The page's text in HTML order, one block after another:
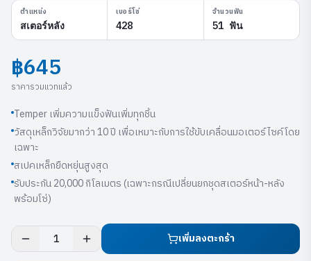
ตำแหน่ง
สเตอร์หลัง
เบอร์โซ่
428
จำนวนฟัน
51 ฟัน
฿645
ราคารวมแวทแล้ว
Temper เพิ่มความแข็งฟันเพิ่มทุกชิ้น
วัสดุเหล็กวิจัยมากว่า 10 ปี เพื่อเหมาะกับการใช้ขับเคลื่อนมอเตอร์ไซค์โดย
เฉพาะ
สเปคเหล็กยืดหยุ่นสูงสุด
รับประกัน 20,000 กิโลเมตร (เฉพาะกรณีเปลี่ยนยกชุดสเตอร์หน้า-หลัง
พร้อมโซ่)
1 เพิ่มลงตะกร้า